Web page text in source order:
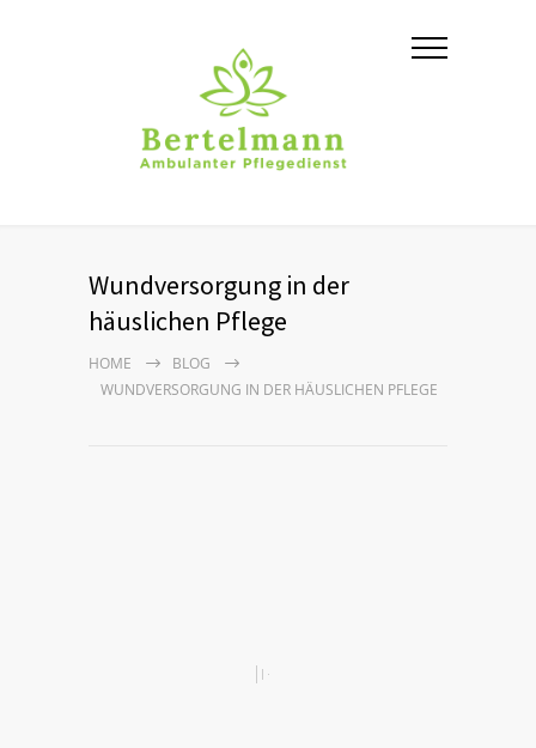
Wundversorgung in der
häuslichen Pflege
HOME
BLOG
WUNDVERSORGUNG IN DER HÄUSLICHEN PFLEGE